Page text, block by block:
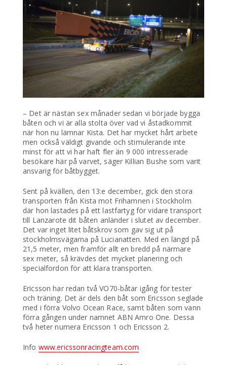
– Det är nästan sex månader sedan vi började bygga
båten och vi är alla stolta över vad vi åstadkommit
när hon nu lämnar Kista. Det har mycket hårt arbete
men också väldigt givande och stimulerande inte
minst för att vi har haft fler än 9 000 intresserade
besökare här på varvet, säger Killian Bushe som varit
ansvarig för båtbygget.
Sent på kvällen, den 13:e december, gick den stora
transporten från Kista mot Frihamnen i Stockholm
där hon lastades på ett lastfartyg för vidare transport
till Lanzarote dit båten anländer i slutet av december.
Det var inget litet båtskrov som gav sig ut på
stockholmsvägarna på Lucianatten. Med en längd på
21,5 meter, men framför allt en bredd på närmare
sex meter, så krävdes det mycket planering och
specialfordon för att klara transporten.
Ericsson har redan två VO70-båtar igång för tester
och träning. Det är dels den båt som Ericsson seglade
med i förra Volvo Ocean Race, samt båten som vann
förra gången under namnet ABN Amro One. Dessa
två heter numera Ericsson 1 och Ericsson 2.
Info www.ericssonracingteam.com